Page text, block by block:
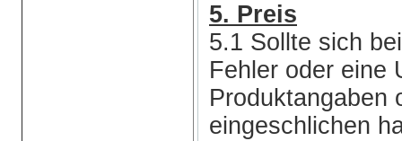
5. Preis
5.1 Sollte sich
Fehler oder eine
Produktangaben
eingeschlichen